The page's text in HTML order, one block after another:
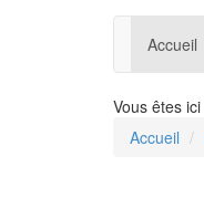
Accueil
Vous êtes ici
Accueil